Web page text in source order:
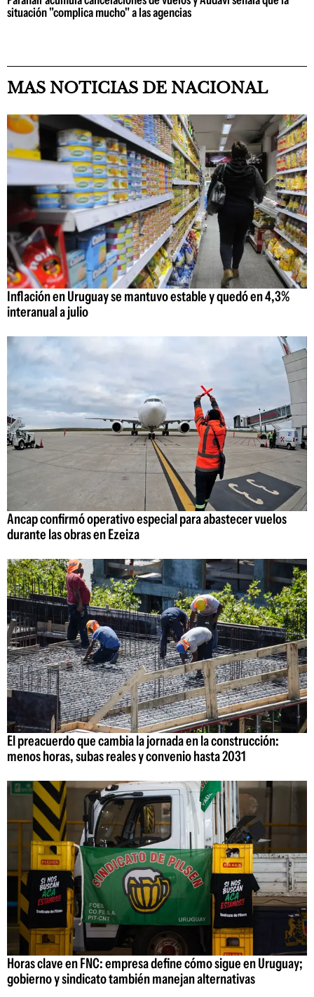
situación "complica mucho" a las agencias
MAS NOTICIAS DE NACIONAL
Inflación en Uruguay se mantuvo estable y quedó en 4,3%
interanual a julio
Ancap confirmó operativo especial para abastecer vuelos
durante las obras en Ezeiza
El preacuerdo que cambia la jornada en la construcción:
menos horas, subas reales y convenio hasta 2031
Horas clave en FNC: empresa define cómo sigue en Uruguay;
gobierno y sindicato también manejan alternativas